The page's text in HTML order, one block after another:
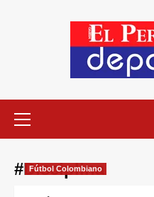
#Disciplina
Fútbol Colombiano